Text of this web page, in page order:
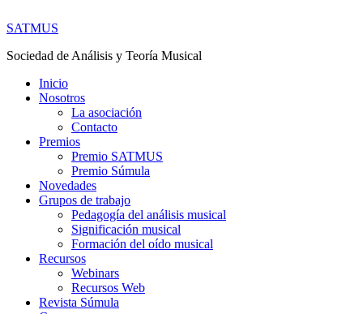
SATMUS
Sociedad de Análisis y Teoría Musical
Inicio
Nosotros
La asociación
Contacto
Premios
Premio SATMUS
Premio Súmula
Novedades
Grupos de trabajo
Pedagogía del análisis musical
Significación musical
Formación del oído musical
Recursos
Webinars
Recursos Web
Revista Súmula